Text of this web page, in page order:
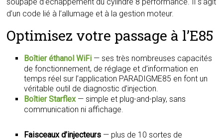
d’un code lié à l’allumage et à la gestion moteur.
Optimisez votre passage à l’E85
Boîtier éthanol WiFi — ses très nombreuses capacités
de fonctionnement, de réglage et d’information en
temps réel sur l’application PARADIGME85 en font un
véritable outil de diagnostic d’injection.
Boîtier Starflex— simple et plug-and-play, sans
communication ni affichage.
Faisceaux d’injecteurs — plus de 10 sortes de